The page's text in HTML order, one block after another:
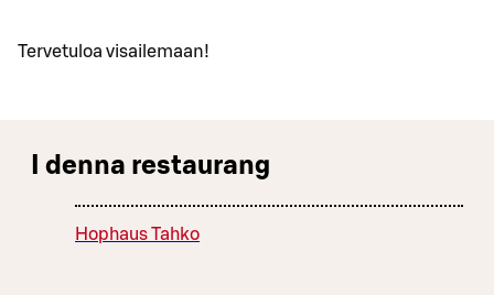
Tervetuloa visailemaan!
I denna restaurang
Hophaus Tahko